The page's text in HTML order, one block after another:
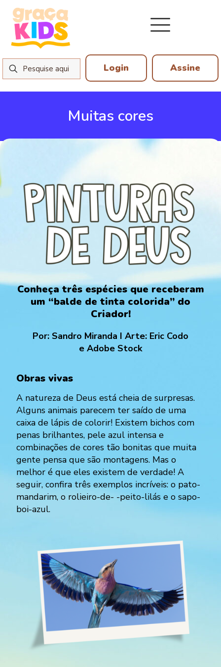
Login Assine
Muitas cores
Conheça três espécies que receberam
um “balde de tinta colorida” do
Criador!
Por: Sandro Miranda I Arte: Eric Codo
e Adobe Stock
Obras vivas
A natureza de Deus está cheia de surpresas.
Alguns animais parecem ter saído de uma
caixa de lápis de colorir! Existem bichos com
penas brilhantes, pele azul intensa e
combinações de cores tão bonitas que muita
gente pensa que são montagens. Mas o
melhor é que eles existem de verdade! A
seguir, confira três exemplos incríveis: o pato-
mandarim, o rolieiro-de- -peito-lilás e o sapo-
boi-azul.